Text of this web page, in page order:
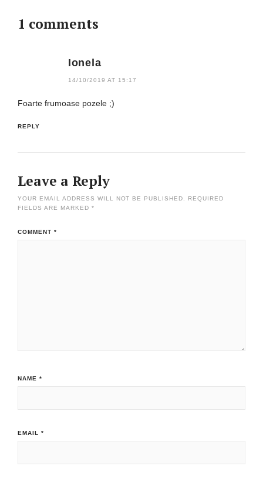
1 comments
Ionela
14/10/2019 AT 15:17
Foarte frumoase pozele ;)
REPLY
Leave a Reply
YOUR EMAIL ADDRESS WILL NOT BE PUBLISHED.
REQUIRED
FIELDS ARE MARKED *
COMMENT *
NAME *
EMAIL *